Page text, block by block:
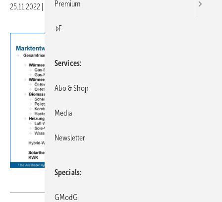
25.11.2022 Druckvorschau
Premium
+E
Services
Abo & Shop
Media
Newsletter
Specials
GModG